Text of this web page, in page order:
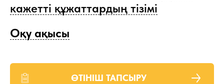
кажетті құжаттардың тізімі
Оқу ақысы
ӨТІНІШ ТАПСЫРУ